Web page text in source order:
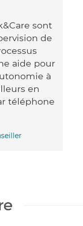
sont
de
aide pour
à
en
téléphone